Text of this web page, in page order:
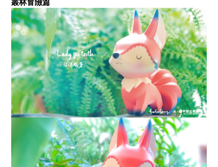
叢林冒險篇